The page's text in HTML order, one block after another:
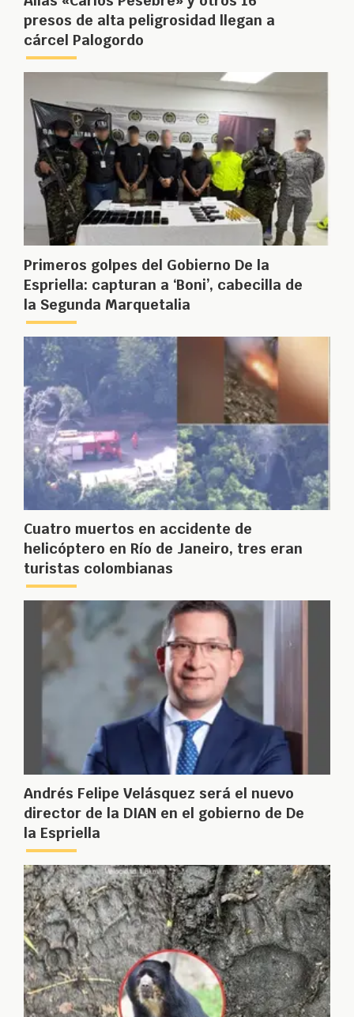
presos de alta peligrosidad llegan a
cárcel Palogordo
Primeros golpes del Gobierno De la
Espriella: capturan a ‘Boni’, cabecilla de
la Segunda Marquetalia
Cuatro muertos en accidente de
helicóptero en Río de Janeiro, tres eran
turistas colombianas
Andrés Felipe Velásquez será el nuevo
director de la DIAN en el gobierno de De
la Espriella